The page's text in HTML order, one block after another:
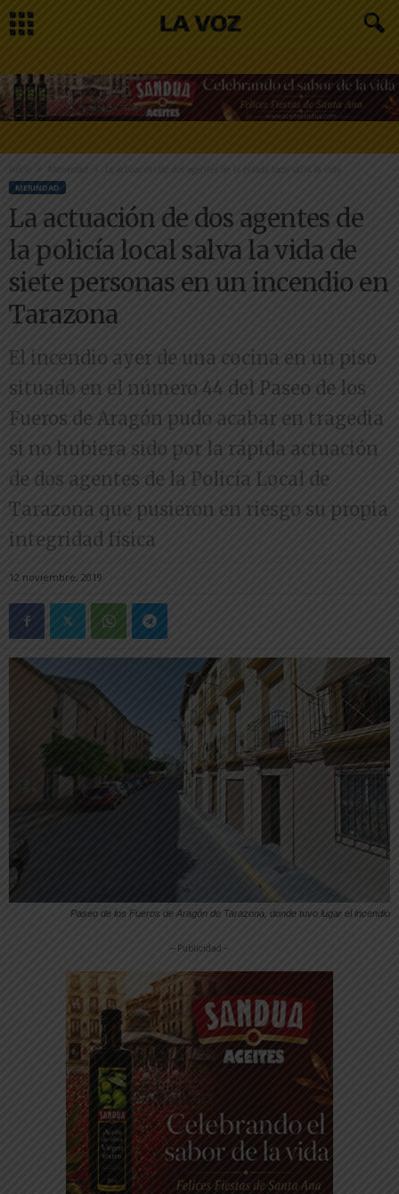
Inicio La actuación de dos agentes de la policía local salva la vida...
MERINDAD
La actuación de dos agentes de
la policía local salva la vida de
siete personas en un incendio en
Tarazona
El incendio ayer de una cocina en un piso
situado en el número 44 del Paseo de los
Fueros de Aragón pudo acabar en tragedia
si no hubiera sido por la rápida actuación
de dos agentes de la Policía Local de
Tarazona que pusieron en riesgo su propia
integridad física
12 noviembre, 2019
Paseo de los Fueros de Aragón de Tarazona, donde tuvo lugar el incendio
-- Publicidad --